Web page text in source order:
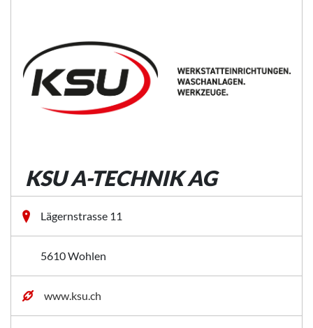
KSU A-TECHNIK AG
Lägernstrasse 11
5610 Wohlen
www.ksu.ch